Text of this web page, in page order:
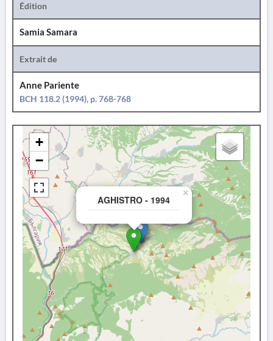
Édition
Samia Samara
Extrait de
Anne Pariente
BCH 118.2 (1994), p. 768-768
AGHISTRO - 1994
×
+
−